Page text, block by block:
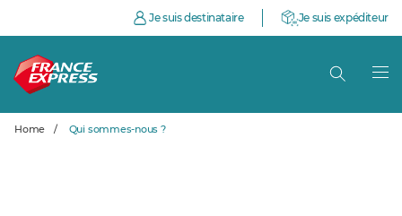
Je suis destinataire Je suis expéditeur
Home / Qui sommes-nous ?